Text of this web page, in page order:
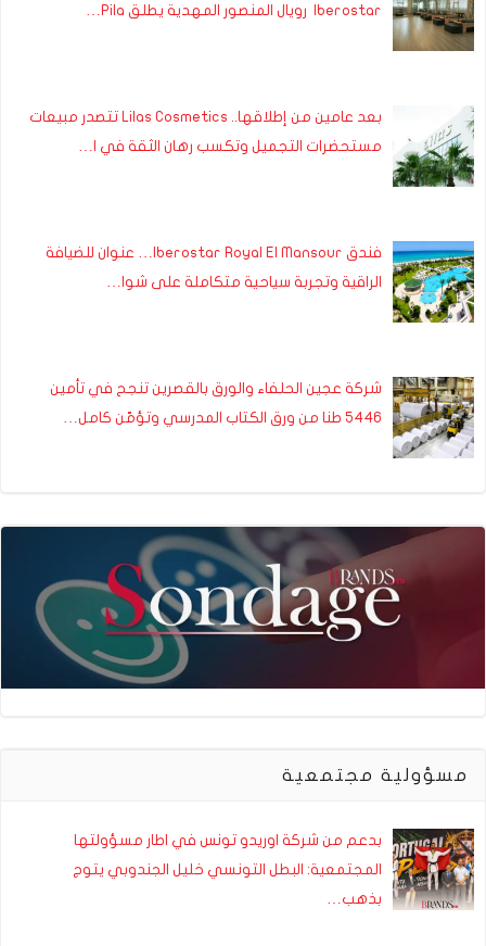
Iberostar رويال المنصور المهدية يطلق Pila…
بعد عامين من إطلاقها.. Lilas Cosmetics تتصدر مبيعات
مستحضرات التجميل وتكسب رهان الثقة في ا…
فندق Iberostar Royal El Mansour… عنوان للضيافة
الراقية وتجربة سياحية متكاملة على شوا…
شركة عجين الحلفاء والورق بالقصرين تنجح في تأمين
5446 طنا من ورق الكتاب المدرسي وتؤمّن كامل…
مسؤولية مجتمعية
بدعم من شركة اوريدو تونس في اطار مسؤولتها
المجتمعية: البطل التونسي خليل الجندوبي يتوج
بذهب…